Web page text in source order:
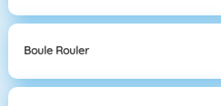
Boule Rouler